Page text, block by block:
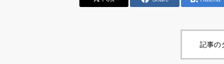
記事の